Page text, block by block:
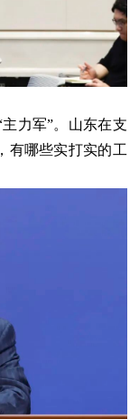
力军”。山东在支
有哪些实打实的工